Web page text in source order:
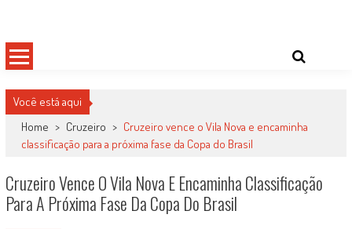
content
Você está aqui
Home > Cruzeiro > Cruzeiro vence o Vila Nova e encaminha
classificação para a próxima fase da Copa do Brasil
Cruzeiro Vence O Vila Nova E Encaminha Classificação
Para A Próxima Fase Da Copa Do Brasil